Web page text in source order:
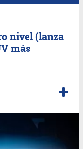
nivel (lanza
más